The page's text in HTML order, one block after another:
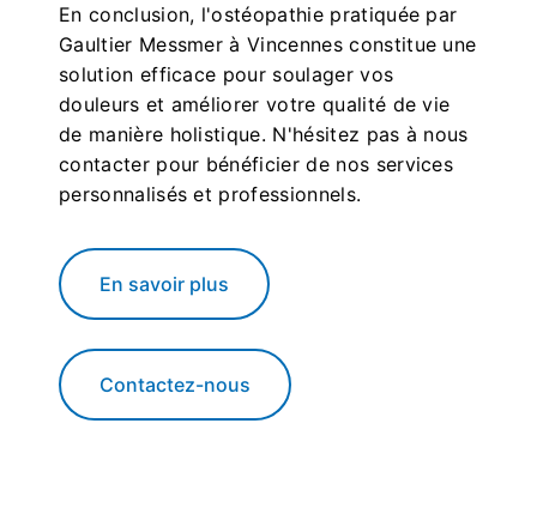
En conclusion, l'ostéopathie pratiquée par
Gaultier Messmer à Vincennes constitue une
solution efficace pour soulager vos
douleurs et améliorer votre qualité de vie
de manière holistique. N'hésitez pas à nous
contacter pour bénéficier de nos services
personnalisés et professionnels.
En savoir plus
Contactez-nous